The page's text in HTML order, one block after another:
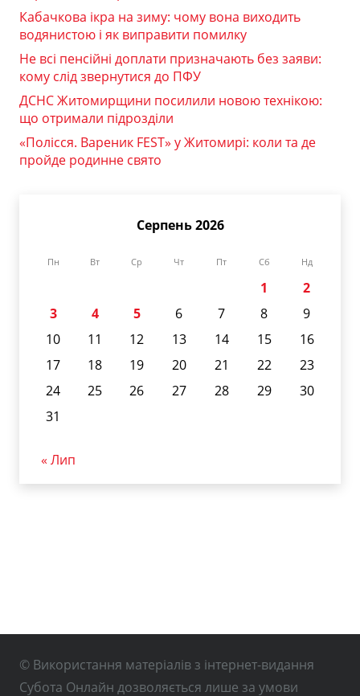
Кабачкова ікра на зиму: чому вона виходить
водянистою і як виправити помилку
Не всі пенсійні доплати призначають без заяви:
кому слід звернутися до ПФУ
ДСНС Житомирщини посилили новою технікою:
що отримали підрозділи
«Полісся. Вареник FEST» у Житомирі: коли та де
пройде родинне свято
Серпень 2026
Пн Вт Ср Чт Пт Сб Нд
1
2
3
4 5 6 7 8
9
10
11 12 13 14 15
16
17
18 19 20 21 22
23
24
25 26 27 28 29
30
31
« Лип
© Використання матеріалів з інтернет-видання
Субота Онлайн дозволяється лише за умови